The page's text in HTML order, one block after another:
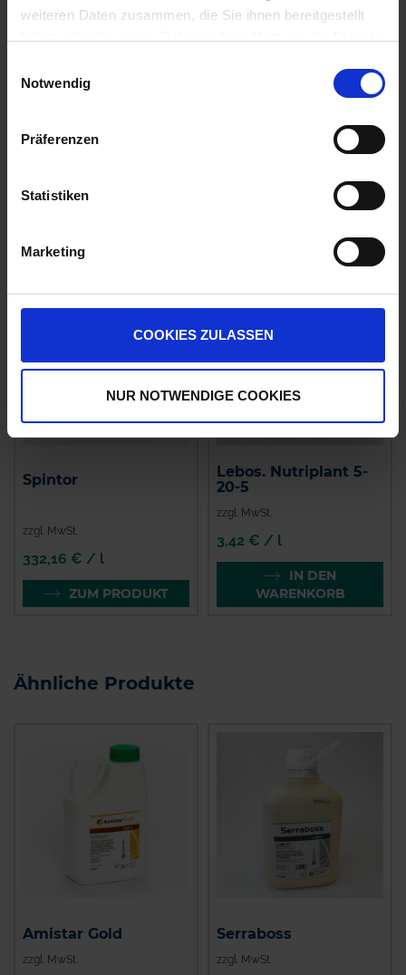
weiteren Daten zusammen, die Sie ihnen bereitgestellt
Notwendig
Präferenzen
Statistiken
Marketing
COOKIES ZULASSEN
NUR NOTWENDIGE COOKIES
Herbst myAGRAR
ZUM PRODUKT
Spintor
zzgl. MwSt.
332,16 € / l
ZUM PRODUKT
Lebos. Nutriplant 5-
20-5
zzgl. MwSt.
3,42 € / l
IN DEN
WARENKORB
Ähnliche Produkte
Amistar Gold
zzgl. MwSt.
Serraboss
zzgl. MwSt.